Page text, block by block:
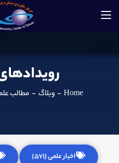
Home
- وبلاگ - مطالب
اخبار علمی (571)